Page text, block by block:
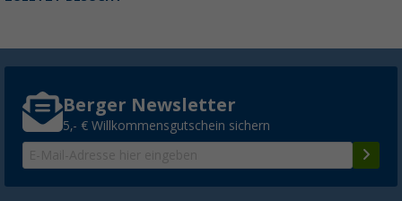
Berger Newsletter
5,- € Willkommensgutschein sichern